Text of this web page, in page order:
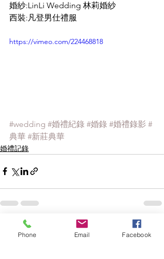
婚紗:LinLi Wedding 林莉婚紗
西裝:凡登男仕禮服
https://vimeo.com/224468818
#wedding #婚禮紀錄 #婚錄 #婚禮錄影 #
典華 #新莊典華
婚禮記錄
最新文章 查看全部
Phone Email Facebook